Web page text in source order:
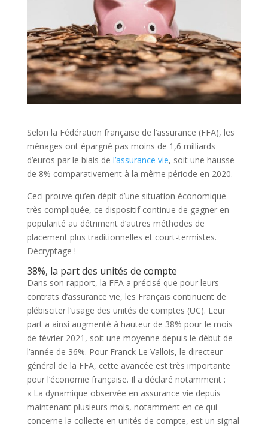
Selon la Fédération française de l’assurance (FFA), les
ménages ont épargné pas moins de 1,6 milliards
d’euros par le biais de l’assurance vie, soit une hausse
de 8% comparativement à la même période en 2020.
Ceci prouve qu’en dépit d’une situation économique
très compliquée, ce dispositif continue de gagner en
popularité au détriment d’autres méthodes de
placement plus traditionnelles et court-termistes.
Décryptage !
38%, la part des unités de compte
Dans son rapport, la FFA a précisé que pour leurs
contrats d’assurance vie, les Français continuent de
plébisciter l’usage des unités de comptes (UC). Leur
part a ainsi augmenté à hauteur de 38% pour le mois
de février 2021, soit une moyenne depuis le début de
l’année de 36%. Pour Franck Le Vallois, le directeur
général de la FFA, cette avancée est très importante
pour l’économie française. Il a déclaré notamment :
« La dynamique observée en assurance vie depuis
maintenant plusieurs mois, notamment en ce qui
concerne la collecte en unités de compte, est un signal